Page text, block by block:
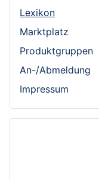
Lexikon
Marktplatz
Produktgruppen
An-/Abmeldung
Impressum